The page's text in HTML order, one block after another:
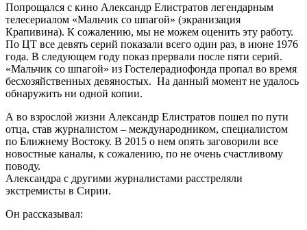
Попрощался с кино Александр Елистратов легендарным
телесериалом «Мальчик со шпагой» (экранизация
Крапивина). К сожалению, мы не можем оценить эту работу.
По ЦТ все девять серий показали всего один раз, в июне 1976
года. В следующем году показ прервали после пяти серий.
«Мальчик со шпагой» из Гостелерадиофонда пропал во время
бесхозяйственных девяностых. На данный момент не удалось
обнаружить ни одной копии.
А во взрослой жизни Александр Елистратов пошел по пути
отца, став журналистом – международником, специалистом
по Ближнему Востоку. В 2015 о нем опять заговорили все
новостные каналы, к сожалению, по не очень счастливому
поводу.
Александра с другими журналистами расстреляли
экстремисты в Сирии.
Он рассказывал: